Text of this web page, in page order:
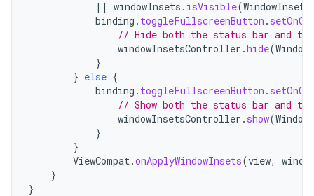
||
windowInsets . isVisible(
binding . toggleFullscreenButton .
// Hide both the status bar and
windowInsetsController .hide(
}
} else {
binding . toggleFullscreenButton .
// Show both the status bar and
windowInsetsController . show(
}
}
ViewCompat.onApplyWindowInsets(view,
}
}